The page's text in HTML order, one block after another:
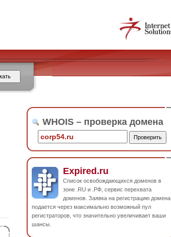
WHOIS – проверка домена
Expired.ru
Список освобождающихся доменов в
зоне .RU и .РФ, сервис перехвата
доменов. Заявка на регистрацию домена
подается через максимально возможный пул
регистраторов, что значительно увеличивает ваши
шансы.